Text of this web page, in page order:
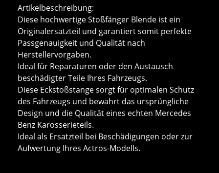
Artikelbeschreibung:
Diese hochwertige Stoßfänger Blende ist ein
Originalersatzteil und garantiert somit perfekte
Passgenauigkeit und Qualität nach
Herstellervorgaben.
Ideal für Reparaturen oder den Austausch
beschädigter Teile Ihres Fahrzeugs.
Diese Eckstoßstange sorgt für optimalen Schutz
des Fahrzeugs und bewahrt das ursprüngliche
Design und die Qualität eines echten Mercedes
Benz Karosserieteils.
Ideal als Ersatzteil bei Beschädigungen oder zur
Aufwertung Ihres Actros-Modells.